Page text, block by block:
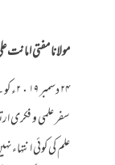
مولانا مفتی امانت
۲۴
سفر علمی و فکری
علم کی کوئی